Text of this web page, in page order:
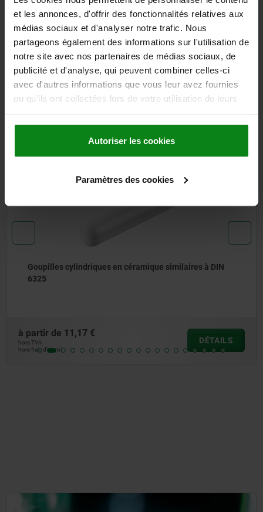
et les annonces, d'offrir des fonctionnalités relatives aux
médias sociaux et d'analyser notre trafic. Nous
partageons également des informations sur l'utilisation de
notre site avec nos partenaires de médias sociaux, de
publicité et d'analyse, qui peuvent combiner celles-ci
avec d'autres informations que vous leur avez fournies
ou qu'ils ont collectées lors de votre utilisation de leurs
Autoriser les cookies
Paramètres des cookies
CAO
TÉLÉCHARGEMENTS
D'autres clients ont
également acheté
en céramique similaires à DIN
Goupilles
à partir de
hors TVA
hors frais d’envoi